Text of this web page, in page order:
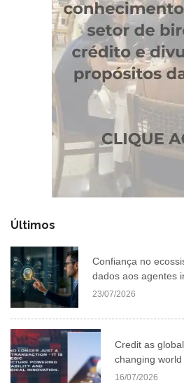
Últimos
Confiança no
dados aos agentes
23/07/2026
Credit as
changing world
16/07/2026